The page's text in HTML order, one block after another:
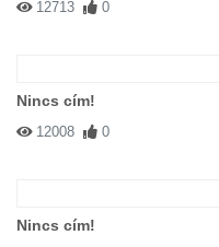
12713 0
Nincs cím!
12008 0
Nincs cím!